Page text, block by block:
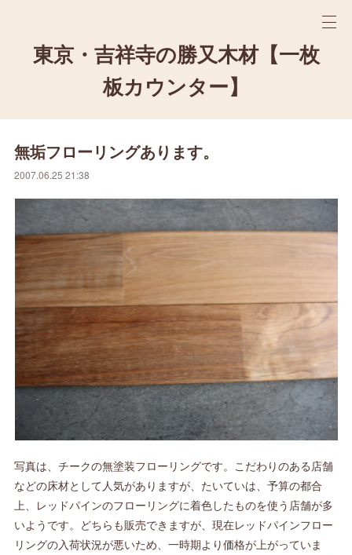
東京・吉祥寺の勝又木材【一枚
板カウンター】
無垢フローリングあります。
2007.06.25 21:38
写真は、チークの無塗装フローリングです。こだわりのある店舗
などの床材として人気がありますが、たいていは、予算の都合
上、レッドパインのフローリングに着色したものを使う店舗が多
いようです。どちらも販売できますが、現在レッドパインフロー
リングの入荷状況が悪いため、一時期より価格が上がっていま